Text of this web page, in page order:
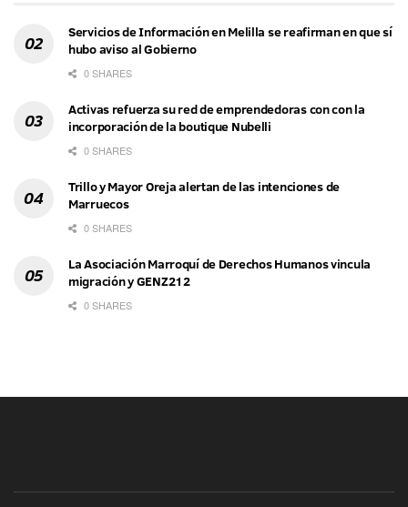
Servicios de Información en Melilla se reafirman en que sí
hubo aviso al Gobierno
0 SHARES
Activas refuerza su red de emprendedoras con con la
incorporación de la boutique Nubelli
0 SHARES
Trillo y Mayor Oreja alertan de las intenciones de
Marruecos
0 SHARES
La Asociación Marroquí de Derechos Humanos vincula
migración y GENZ212
0 SHARES